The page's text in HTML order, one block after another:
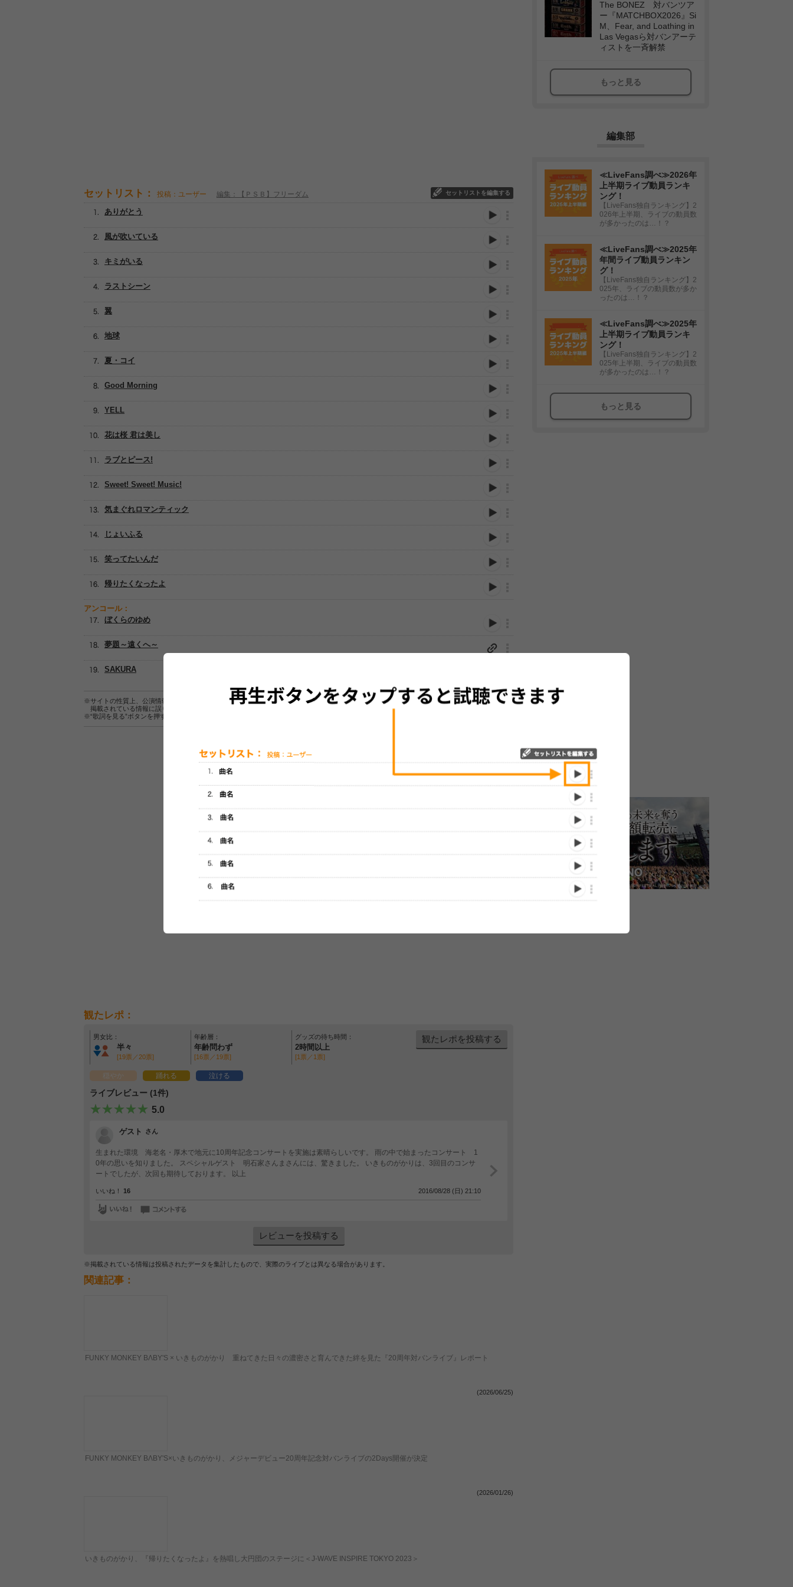
セットリスト： 投稿：ユーザー 編集：【ＰＳＢ】フリーダム セットリストを編集する
地球
YELL
ラストシーン
キミがいる
翼
ありがとう
夏・コイ
Good Morning
風が吹いている
花は桜 君は美し
ラブとピース!
Sweet! Sweet! Music!
気まぐれロマンティック
じょいふる
笑ってたいんだ
帰りたくなったよ
アンコール：
ぼくらのゆめ
夢題～遠くへ～
SAKURA
※サイトの性質上、公演情報およびセットリスト情報の正確性は保証されませんので、あらかじめご了承ください。
掲載されている情報に誤りがある場合は、
※“歌詞を見る”ボタンを押すと、株式会社ページワンが運営する歌詞サイト「
セットリストをプレイリストにして保存する
観たレポ：
男女比：
半々
[19票／20票]
年齢層：
年齢問わず
[16票／19票]
グッズの待ち時間：
2時間以上
[1票／1票]
観たレポを投稿する
穏やか 踊れる 泣ける
ライブレビュー (1件)
5.0
ゲスト さん
生まれた環境 海老名・厚木で地元に10周年記念コンサートを実施は素晴らしいです。 雨の中で始まったコンサート 1
0年の思いを知りました。 スペシャルゲスト 明石家さんまさんには、驚きました。 いきものがかりは、3回目のコンサ
ートでしたが、次回も期待しております。 以上
いいね！ 16 2016/08/28 (日) 21:10
レビューを投稿する
※掲載されている情報は投稿されたデータを集計したもので、実際のライブとは異なる場合があります。
関連記事：
FUNKY MONKEY BΛBY'S × いきものがかり 重ねてきた日々の濃密さと育んできた絆を見た『20周年対バンライブ』レポート
(2026/06/25)
FUNKY MONKEY BΛBY'S×いきものがかり、メジャーデビュー20周年記念対バンライブの2Days開催が決定
(2026/01/26)
いきものがかり、『帰りたくなったよ』を熱唱し大円団のステージに＜J-WAVE INSPIRE TOKYO 2023＞
The BONEZ 対バンツア
ー『MATCHBOX2026』Si
M、Fear, and Loathing in
Las Vegasら対バンアーテ
ィストを一斉解禁
もっと見る
編集部
≪LiveFans調べ≫2026年
上半期ライブ動員ランキ
ング！
【LiveFans独自ランキング】2
026年上半期、ライブの動員数
が多かったのは…！？
≪LiveFans調べ≫2025年
年間ライブ動員ランキン
グ！
【LiveFans独自ランキング】2
025年、ライブの動員数が多か
ったのは…！？
≪LiveFans調べ≫2025年
上半期ライブ動員ランキ
ング！
【LiveFans独自ランキング】2
025年上半期、ライブの動員数
が多かったのは…！？
もっと見る